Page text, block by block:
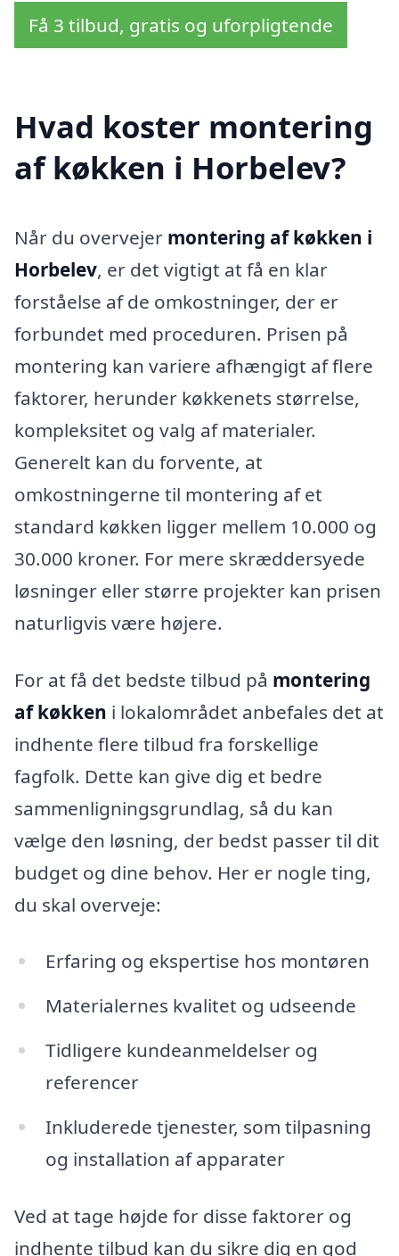
Få 3 tilbud, gratis og uforpligtende
Hvad koster montering
af køkken i Horbelev?
Når du overvejer montering af køkken i
Horbelev, er det vigtigt at få en klar
forståelse af de omkostninger, der er
forbundet med proceduren. Prisen på
montering kan variere afhængigt af flere
faktorer, herunder køkkenets størrelse,
kompleksitet og valg af materialer.
Generelt kan du forvente, at
omkostningerne til montering af et
standard køkken ligger mellem 10.000 og
30.000 kroner. For mere skræddersyede
løsninger eller større projekter kan prisen
naturligvis være højere.
For at få det bedste tilbud på montering
af køkken i lokalområdet anbefales det at
indhente flere tilbud fra forskellige
fagfolk. Dette kan give dig et bedre
sammenligningsgrundlag, så du kan
vælge den løsning, der bedst passer til dit
budget og dine behov. Her er nogle ting,
du skal overveje:
Erfaring og ekspertise hos montøren
Materialernes kvalitet og udseende
Tidligere kundeanmeldelser og
referencer
Inkluderede tjenester, som tilpasning
og installation af apparater
Ved at tage højde for disse faktorer og
indhente tilbud kan du sikre dig en god